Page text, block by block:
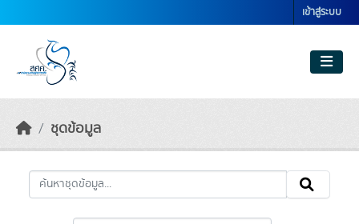
เข้าสู่ระบบ
ชุดข้อมูล